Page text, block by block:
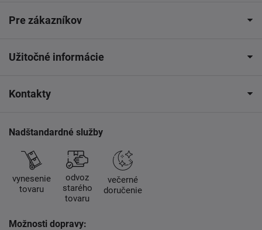
Pre zákazníkov
Užitočné informácie
Kontakty
Nadštandardné služby
vynesenie
tovaru
odvoz
starého
tovaru
večerné
doručenie
Možnosti dopravy: